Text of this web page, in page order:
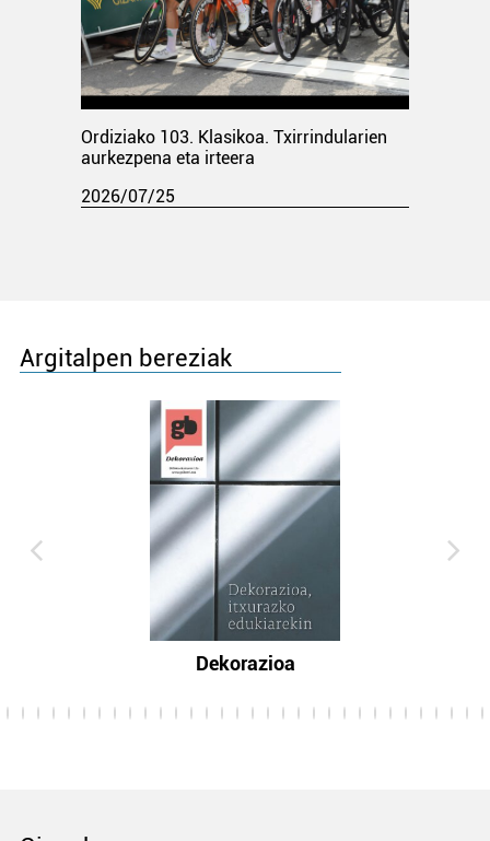
Ordiziako 103. Klasikoa. Txirrindularien
aurkezpena eta irteera
2026/07/25
Argitalpen bereziak
Dekorazioa